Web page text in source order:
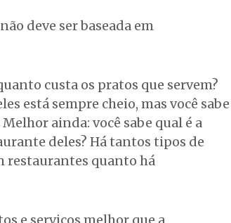
deve ser baseada em
custa os pratos que servem?
está sempre cheio, mas você sabe
ainda: você sabe qual é a
deles? Há tantos tipos de
restaurantes quanto há
e serviços melhor que a